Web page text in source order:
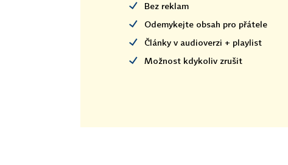
Bez reklam
Odemykejte obsah pro přátele
Články v audioverzi + playlist
Možnost kdykoliv zrušit